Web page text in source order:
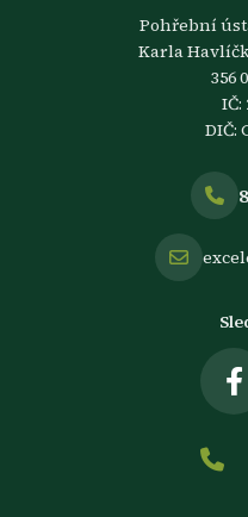
Pohřební
Karla
356
IČ:
DIČ: